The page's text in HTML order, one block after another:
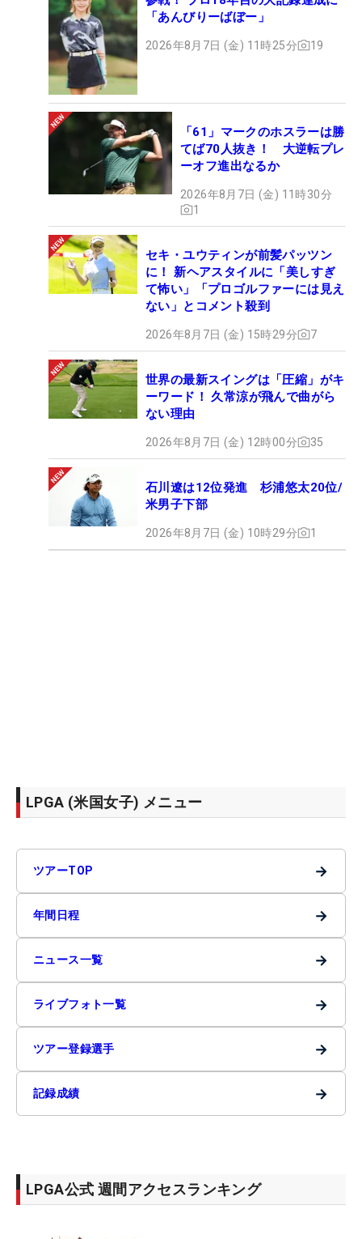
「あんびりーばぼー」
2026年8月7日 (金) 11時25分 19
「61」マークのホスラーは勝
てば70人抜き！ 大逆転プレ
ーオフ進出なるか
2026年8月7日 (金) 11時30分
1
セキ・ユウティンが前髪パッツン
に！ 新ヘアスタイルに「美しすぎ
て怖い」「プロゴルファーには見え
ない」とコメント殺到
2026年8月7日 (金) 15時29分 7
世界の最新スイングは「圧縮」がキ
ーワード！ 久常涼が飛んで曲がら
ない理由
2026年8月7日 (金) 12時00分 35
石川遼は12位発進 杉浦悠太20位/
米男子下部
2026年8月7日 (金) 10時29分 1
LPGA (米国女子) メニュー
ツアーTOP →
年間日程 →
ニュース一覧 →
ライブフォト一覧 →
ツアー登録選手 →
記録成績 →
LPGA公式 週間アクセスランキング